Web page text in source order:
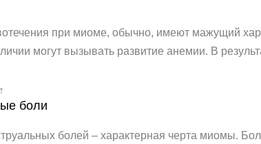
при миоме, обычно, имеют мажущий
могут вызывать развитие анемии. В
боли
болей – характерная черта миомы.